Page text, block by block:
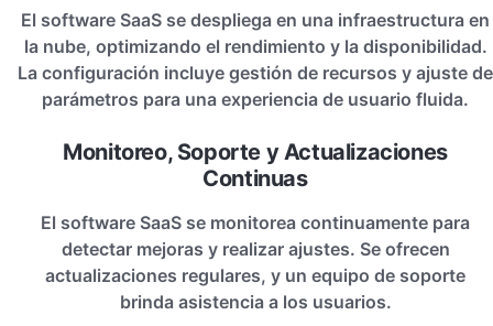
El software SaaS se despliega en una infraestructura en
la nube, optimizando el rendimiento y la disponibilidad.
La configuración incluye gestión de recursos y ajuste de
parámetros para una experiencia de usuario fluida.
Monitoreo, Soporte y Actualizaciones
Continuas
El software SaaS se monitorea continuamente para
detectar mejoras y realizar ajustes. Se ofrecen
actualizaciones regulares, y un equipo de soporte
brinda asistencia a los usuarios.